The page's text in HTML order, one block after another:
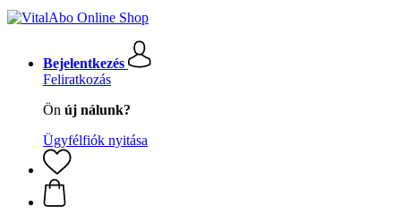
Bejelentkezés
Feliratkozás
Ön új nálunk?
Ügyfélfiók nyitása